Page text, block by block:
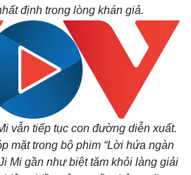
Infographic
định trong lòng khán giả.
vẫn tiếp tục con đường diễn xuất.
mặt trong bộ phim “Lời hứa ngàn
Mi gần như biệt tăm khỏi làng giải